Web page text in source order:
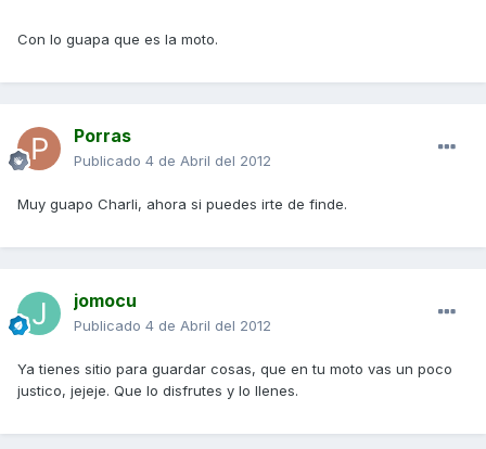
Con lo guapa que es la moto.
Porras
Publicado 4 de Abril del 2012
Muy guapo Charli, ahora si puedes irte de finde.
jomocu
Publicado 4 de Abril del 2012
Ya tienes sitio para guardar cosas, que en tu moto vas un poco
justico, jejeje. Que lo disfrutes y lo llenes.